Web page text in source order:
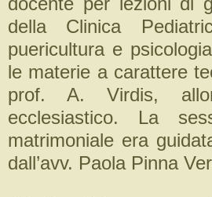
della Clinica
puericultura e
le materie a carattere
prof. A. Virdis,
ecclesiastico. La
matrimoniale era
dall’avv. Paola Pinna